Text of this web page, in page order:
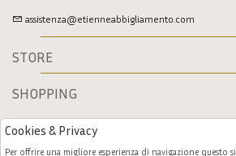
assistenza@etienneabbigliamento.com
STORE
SHOPPING
Cookies & Privacy
Per offrire una migliore esperienza di navigazione questo